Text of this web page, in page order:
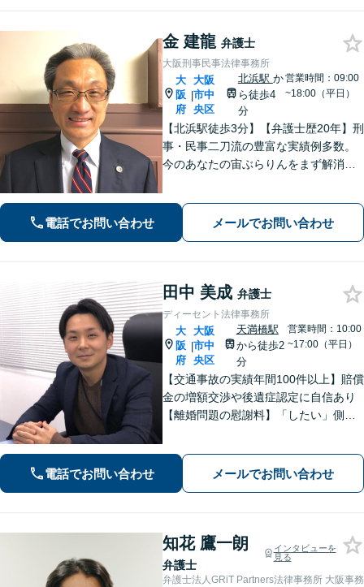
金 建龍 弁護士
大阪刑事民事法律事務所
大
阪
府
|
大阪
市中
央区
北浜駅 か
ら徒歩4
分
営業時間：09:00
~18:00（平日）
【北浜駅徒歩3分】【弁護士歴20年】刑
事・民事二刀流の豊富な実績例多数。
今のあなたの宙ぶらりんをまず解消！
士」であり続けます！最後まであなた
の味方です！【初回相談無料】
電話でお問い合わせ メールでお問い合わせ
田中 美成 弁護士
ディーセント法律事務所
大
阪
府
|
大阪
市中
央区
天満橋駅
から徒歩2
分
営業時間：10:00
~17:00（平日）
【交通事故の実績年間100件以上】賠償
金の増額交渉や後遺症認定に自信あり
【離婚問題の慰謝料】「したい」側も
【初回面談無料】【子連れ相談可】刑
事事件も対応。
電話でお問い合わせ メールでお問い合わせ
知花 鷹一朗
弁護士
インタビューを
見る
弁護士法人GRiT Partners法律事務所 大阪事務